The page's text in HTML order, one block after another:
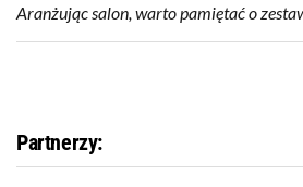
Aranżując salon, warto pamiętać o
Partnerzy: